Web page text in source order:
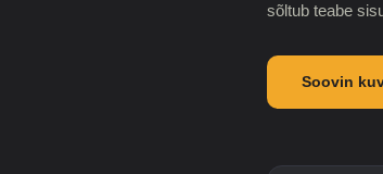
sõltub teabe
Soovin